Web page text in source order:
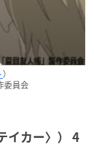
）
委員会
イカー〉） 4